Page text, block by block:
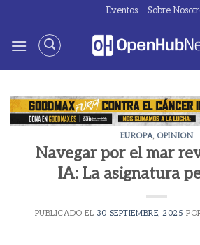
contenido
Eventos Sobre
EUROPA, OPINION
Navegar por el mar
IA: La asignatura
PUBLICADO EL 30 SEPTIEMBRE, 2025